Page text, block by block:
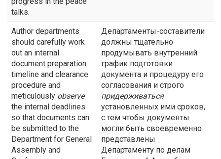
talks.
Author departments
should carefully work
out an internal
document preparation
timeline and clearance
procedure and
meticulously observe
the internal deadlines
so that documents can
be submitted to the
Department for General
Assembly and
Департаменты-составители
должны тщательно
продумывать внутренний
график подготовки
документа и процедуру его
согласования и строго
придерживаться
установленных ими сроков,
с тем чтобы документы
могли быть своевременно
представлены
Департаменту по делам